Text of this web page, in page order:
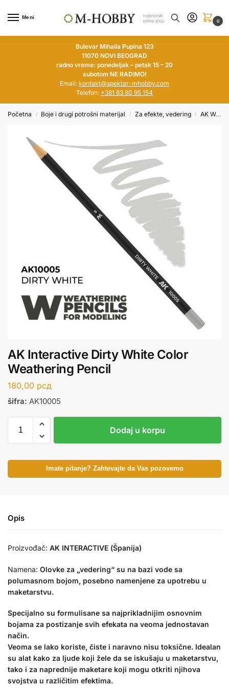
Meni
0
Bulevar Mihaila Pupina 123
11070 NOVI BEOGRAD
radno vreme: ponedeljak – petak 15 – 20
subotom NE RADIMO!
Email: kontakt@spektar-mhobby.com
Telefon: +381 63 80 95 154
Početna / Boje i drugi potrošni materijal / Za efekte, vedering / AK Weathering pensils
AK Interactive Dirty White Color
Weathering Pencil
180,00 рсд
šifra: AK10005
Dodaj u korpu
Imate pitanje? Zahtevajte da Vas pozovemo
Opis
Proizvođač: AK INTERACTIVE (Španija)
Namena: Olovke za „vedering“ su na bazi vode sa
polumasnom bojom, posebno namenjene za upotrebu u
maketarstvu.
Specijalno su formulisane sa najprikladnijim osnovnim
bojama za postizanje svih efekata na veoma jednostavan
način.
Veoma se lako koriste, čiste i naravno nisu toksične. Idealan
su alat kako za ljude koji žele da se iskušaju u maketarstvu,
tako i za naprednije maketare koji mogu otkriti njihova
svojstva u različitim efektima.